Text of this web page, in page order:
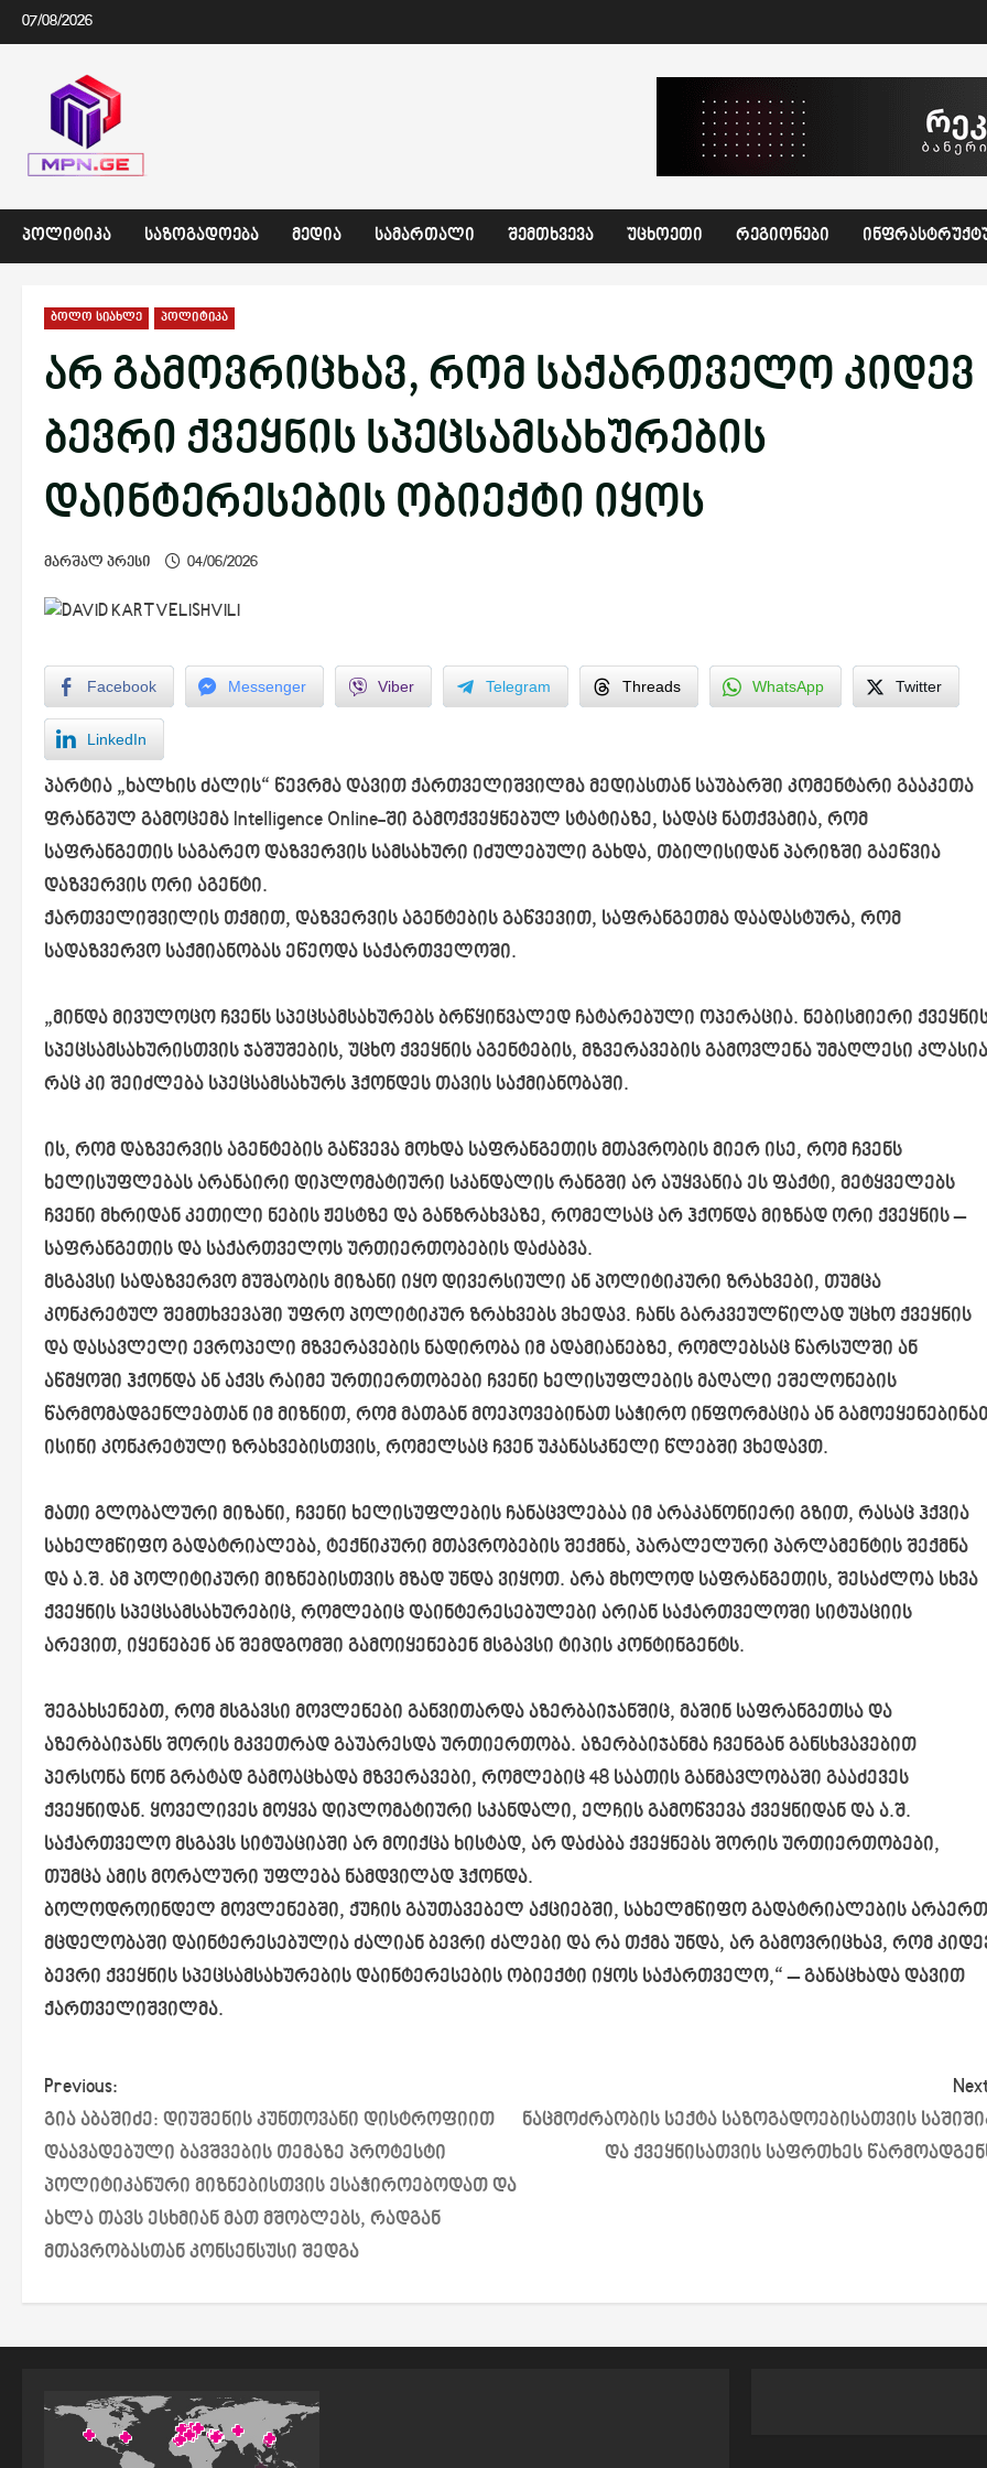
Skip
to
07/08/2026
ᲞᲝᲚᲘᲢᲘᲙᲐ ᲡᲐᲖᲝᲒᲐᲓᲝᲔᲑᲐ ᲛᲔᲓᲘᲐ ᲡᲐᲛᲐᲠᲗᲐᲚᲘ ᲨᲔᲛᲗᲮᲕᲔᲕᲐ ᲣᲪᲮᲝᲔᲗᲘ ᲠᲔᲒᲘᲝᲜᲔᲑᲘ
ბოლო სიახლე პოლიტიკა
არ გამოვრიცხავ, რომ საქართველო კიდევ
ბევრი ქვეყნის სპეცსამსახურების
დაინტერესების ობიექტი იყოს
მარშალ პრესი 04/06/2026
Facebook Messenger Viber Telegram Threads WhatsApp Twitter
LinkedIn
პარტია „ხალხის ძალის“ წევრმა დავით ქართველიშვილმა მედიასთან საუბარში კომენტარი გააკეთა
ფრანგულ გამოცემა Intelligence Online-ში გამოქვეყნებულ სტატიაზე, სადაც ნათქვამია, რომ
საფრანგეთის საგარეო დაზვერვის სამსახური იძულებული გახდა, თბილისიდან პარიზში გაეწვია
დაზვერვის ორი აგენტი.
ქართველიშვილის თქმით, დაზვერვის აგენტების გაწვევით, საფრანგეთმა დაადასტურა, რომ
სადაზვერვო საქმიანობას ეწეოდა საქართველოში.
„მინდა მივულოცო ჩვენს სპეცსამსახურებს ბრწყინვალედ ჩატარებული ოპერაცია. ნებისმიერი
სპეცსამსახურისთვის ჯაშუშების, უცხო ქვეყნის აგენტების, მზვერავების გამოვლენა უმაღლესი
რაც კი შეიძლება სპეცსამსახურს ჰქონდეს თავის საქმიანობაში.
ის, რომ დაზვერვის აგენტების გაწვევა მოხდა საფრანგეთის მთავრობის მიერ ისე, რომ ჩვენს
ხელისუფლებას არანაირი დიპლომატიური სკანდალის რანგში არ აუყვანია ეს ფაქტი, მეტყველებს
ჩვენი მხრიდან კეთილი ნების ჟესტზე და განზრახვაზე, რომელსაც არ ჰქონდა მიზნად ორი ქვეყნის –
საფრანგეთის და საქართველოს ურთიერთობების დაძაბვა.
მსგავსი სადაზვერვო მუშაობის მიზანი იყო დივერსიული ან პოლიტიკური ზრახვები, თუმცა
კონკრეტულ შემთხვევაში უფრო პოლიტიკურ ზრახვებს ვხედავ. ჩანს გარკვეულწილად უცხო ქვეყნის
და დასავლელი ევროპელი მზვერავების ნადირობა იმ ადამიანებზე, რომლებსაც წარსულში ან
აწმყოში ჰქონდა ან აქვს რაიმე ურთიერთობები ჩვენი ხელისუფლების მაღალი ეშელონების
წარმომადგენლებთან იმ მიზნით, რომ მათგან მოეპოვებინათ საჭირო ინფორმაცია ან
ისინი კონკრეტული ზრახვებისთვის, რომელსაც ჩვენ უკანასკნელი წლებში ვხედავთ.
მათი გლობალური მიზანი, ჩვენი ხელისუფლების ჩანაცვლებაა იმ არაკანონიერი გზით, რასაც ჰქვია
სახელმწიფო გადატრიალება, ტექნიკური მთავრობების შექმნა, პარალელური პარლამენტის შექმნა
და ა.შ. ამ პოლიტიკური მიზნებისთვის მზად უნდა ვიყოთ. არა მხოლოდ საფრანგეთის, შესაძლოა სხვა
ქვეყნის სპეცსამსახურებიც, რომლებიც დაინტერესებულები არიან საქართველოში სიტუაციის
არევით, იყენებენ ან შემდგომში გამოიყენებენ მსგავსი ტიპის კონტინგენტს.
შეგახსენებთ, რომ მსგავსი მოვლენები განვითარდა აზერბაიჯანშიც, მაშინ საფრანგეთსა და
აზერბაიჯანს შორის მკვეთრად გაუარესდა ურთიერთობა. აზერბაიჯანმა ჩვენგან განსხვავებით
პერსონა ნონ გრატად გამოაცხადა მზვერავები, რომლებიც 48 საათის განმავლობაში გააძევეს
ქვეყნიდან. ყოველივეს მოყვა დიპლომატიური სკანდალი, ელჩის გამოწვევა ქვეყნიდან და ა.შ.
საქართველო მსგავს სიტუაციაში არ მოიქცა ხისტად, არ დაძაბა ქვეყნებს შორის ურთიერთობები,
თუმცა ამის მორალური უფლება ნამდვილად ჰქონდა.
ბოლოდროინდელ მოვლენებში, ქუჩის გაუთავებელ აქციებში, სახელმწიფო გადატრიალების არაერთ
მცდელობაში დაინტერესებულია ძალიან ბევრი ძალები და რა თქმა უნდა, არ გამოვრიცხავ, რომ
ბევრი ქვეყნის სპეცსამსახურების დაინტერესების ობიექტი იყოს საქართველო,“ – განაცხადა დავით
ქართველიშვილმა.
P
o
s
t
i
Previous:
გია აბაშიძე: დიუშენის კუნთოვანი დისტროფიით
დაავადებული ბავშვების თემაზე პროტესტი
პოლიტიკანური მიზნებისთვის ესაჭიროებოდათ და
ახლა თავს ესხმიან მათ მშობლებს, რადგან
მთავრობასთან კონსენსუსი შედგა
ნაცმოძრაობის სექტა საზოგადოებისათვის
და ქვეყნისათვის საფრთხეს